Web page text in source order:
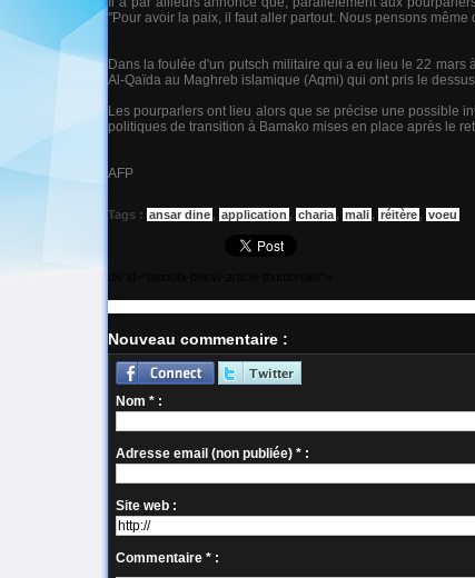
"Pour avoir la paix, il faut aller partout. Nous pensons
Dans la foulée d'un putsch militaire qui a eu lieu le 22
Al-Qaïda au Maghreb islamique (Aqmi) qui ont pris le
Les pourparlers ont lieu alors que se précise une possible
politiques de transition à Bamako mises en place après le
AFP
Tags : ansar dine , application , charia , mali , réitère , voeu
Nouveau commentaire :
Nom * :
Adresse email (non publiée) * :
Site web :
Commentaire * :